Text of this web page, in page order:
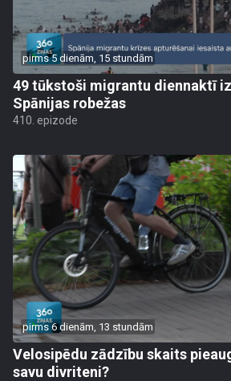
pirms 5 dienām, 15 stundām
49 tūkstoši migrantu diennaktī
Spānijas robežas
410. epizode
pirms 6 dienām, 13 stundām
Velosipēdu zādzību skaits
savu divriteni?